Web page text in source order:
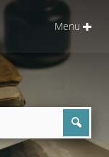
Menu